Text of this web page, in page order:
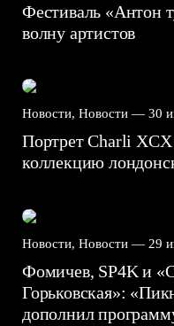
Фестиваль «Антон
волну артистов
Новости, Новости — 30
Портрет Charli
коллекцию
Новости, Новости — 29
Фомичев, SP4K и
Горьковская»:
дополнил